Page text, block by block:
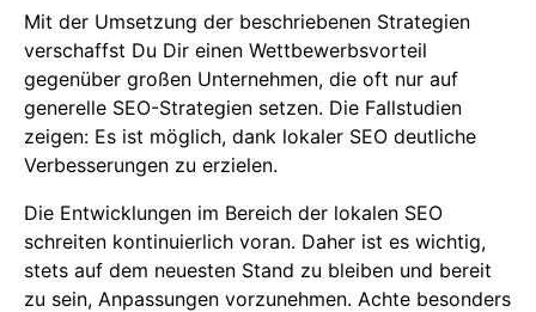
Mit der Umsetzung der beschriebenen Strategien
verschaffst Du Dir einen Wettbewerbsvorteil
gegenüber großen Unternehmen, die oft nur auf
generelle SEO-Strategien setzen. Die Fallstudien
zeigen: Es ist möglich, dank lokaler SEO deutliche
Verbesserungen zu erzielen.
Die Entwicklungen im Bereich der lokalen SEO
schreiten kontinuierlich voran. Daher ist es wichtig,
stets auf dem neuesten Stand zu bleiben und bereit
zu sein, Anpassungen vorzunehmen. Achte besonders